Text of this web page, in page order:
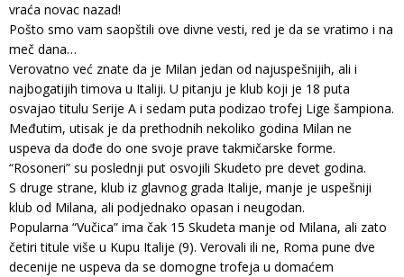
vraća novac nazad!
Pošto smo vam saopštili ove divne vesti, red je da se vratimo i na
meč dana…
Verovatno već znate da je Milan jedan od najuspešnijih, ali i
najbogatijih timova u Italiji. U pitanju je klub koji je 18 puta
osvajao titulu Serije A i sedam puta podizao trofej Lige šampiona.
Međutim, utisak je da prethodnih nekoliko godina Milan ne
uspeva da dođe do one svoje prave takmičarske forme.
“Rosoneri” su poslednji put osvojili Skudeto pre devet godina.
S druge strane, klub iz glavnog grada Italije, manje je uspešniji
klub od Milana, ali podjednako opasan i neugodan.
Popularna “Vučica” ima čak 15 Skudeta manje od Milana, ali zato
četiri titule više u Kupu Italije (9). Verovali ili ne, Roma pune dve
decenije ne uspeva da se domogne trofeja u domaćem